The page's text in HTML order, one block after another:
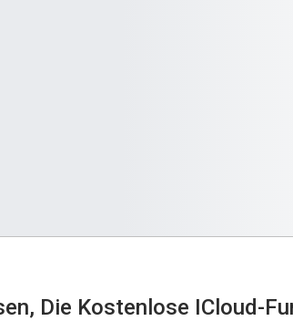
Die Kostenlose ICloud-